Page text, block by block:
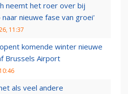
neemt het roer over bij
naar nieuwe fase van groei'
11:37
komende winter nieuwe
Brussels Airport
als veel andere